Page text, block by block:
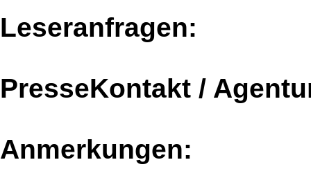
Leseranfragen:
PresseKontakt /
Anmerkungen: